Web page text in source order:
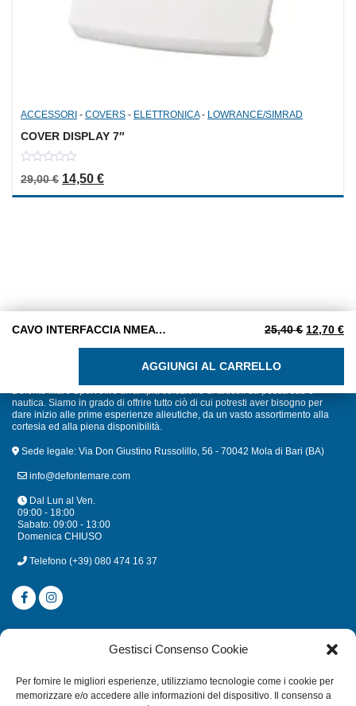
Gestisci Consenso Cookie
Per fornire le migliori esperienze, utilizziamo tecnologie come i cookie per
memorizzare e/o accedere alle informazioni del dispositivo. Il consenso a
ACCESSORI - COVERS - ELETTRONICA- LOWRANCE/SIMRAD
COVER DISPLAY 7″
out
29,00€ Il prezzo originale era: 29,00 €.
14,50 €Il prezzo attuale è: 14,50 €.
CAVO INTERFACCIA NMEA AUTOPILOTA RAYMARINE S1000 25,40€ Il prezzo
12,70 €Il
AGGIUNGI AL CARRELLO
Defonte Mare Sport offre un'ampia selezione di articoli da pesca sub e
nautica. Siamo in grado di offrire tutto ciò di cui potresti aver bisogno per
dare inizio alle prime esperienze alieutiche, da un vasto assortimento alla
cortesia ed alla piena disponibilità.
Sede legale: Via Don Giustino Russolillo, 56 - 70042 Mola di Bari (BA)
info@defontemare.com
Dal Lun al Ven.
09:00 - 18:00
Sabato: 09:00 - 13:00
Domenica CHIUSO
Telefono (+39) 080 474 16 37
CATEGORIE
MULINELLI